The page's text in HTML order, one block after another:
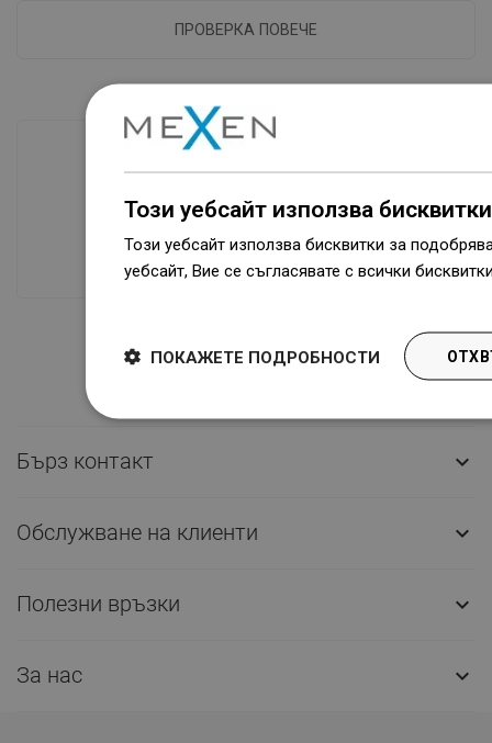
ПРОВЕРКА ПОВЕЧЕ
Наличие на стоки
Нашите продукти ви чакат в модерен
склад.Винаги готов за изпращане!
Бърз контакт 
Обслужване на клиенти 
Полезни връзки 
За нас 
Този уебсайт използва бисквитки
Този уебсайт използва бисквитки за
уебсайт, Вие се съгласявате с всички
ПОКАЖЕТЕ ПОДРОБНОСТИ